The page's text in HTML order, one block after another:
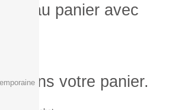
au panier avec
dans votre panier.